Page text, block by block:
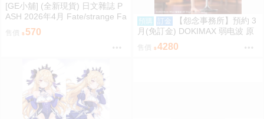
[GE小舖] (全新現貨) 日文雜誌 P
ASH 2026年4月 Fate/strange Fa
ke TRIGUN 我推的孩子
570
預購 訂金
【怨念事務所】預約 3
月(免訂金) DOKIMAX 弱电波 原
畫 夏川黑羽 私密派對Ver 1/6 附
特典 0927
售價 4280